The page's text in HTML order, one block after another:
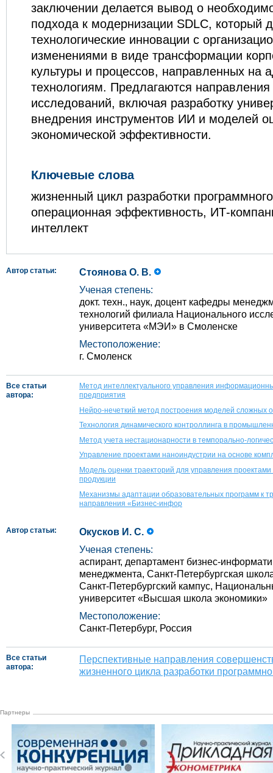
заключении делается вывод о
подхода к модернизации ­SDLC, который
технологические инновации с
изменениями в виде трансформации
культуры и процессов, направленных на
технологиям. Предлагаются
исследований, включая разработку
внедрения инструментов ­ИИ и моделей
экономической эффективности.
Ключевые слова
жизненный цикл разработки
операционная эффективность, ИТ-
интеллект
Автор статьи:
Стоянова О. В.
Ученая степень:
докт. техн., наук, доцент кафедры
технологий филиала Национального
университета «МЭИ» в Смоленске
Местоположение:
г. Смоленск
Все статьи
автора:
Метод интеллектуального управления
предприятия
Нейро-нечеткий метод построения моделей сложных
Технология динамического контроллинга в
Метод учета нестационарности в темпорально-
Управление проектами наноиндустрии на основе
Модель оценки траекторий для управления
продукции
Механизмы адаптации образовательных программ к
направления «Бизнес-инфор
Автор статьи:
Окусков И. С.
Ученая степень:
аспирант, департамент бизнес-
менеджмента, Санкт-Петербургская
Санкт-Петербургский кампус,
университет «Высшая школа экономики»
Местоположение:
Санкт-Петербург, Россия
Все статьи
автора:
Перспективные направления
жизненного цикла разработки
Партнеры